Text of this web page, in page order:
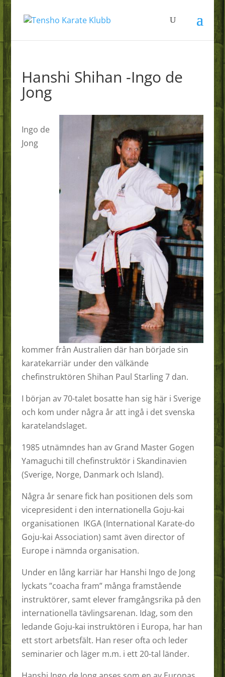
Hanshi Shihan -Ingo de
Jong
Ingo de
Jong
kommer från Australien där han började sin
karatekarriär under den välkände
chefinstruktören Shihan Paul Starling 7 dan.
I början av 70-talet bosatte han sig här i Sverige
och kom under några år att ingå i det svenska
karatelandslaget.
1985 utnämndes han av Grand Master Gogen
Yamaguchi till chefinstruktör i Skandinavien
(Sverige, Norge, Danmark och Island).
Några år senare fick han positionen dels som
vicepresident i den internationella Goju-kai
organisationen IKGA (International Karate-do
Goju-kai Association) samt även director of
Europe i nämnda organisation.
Under en lång karriär har Hanshi Ingo de Jong
lyckats ”coacha fram” många framstående
instruktörer, samt elever framgångsrika på den
internationella tävlingsarenan. Idag, som den
ledande Goju-kai instruktören i Europa, har han
ett stort arbetsfält. Han reser ofta och leder
seminarier och läger m.m. i ett 20-tal länder.